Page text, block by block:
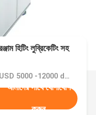
হিটিং লুব্রিকেটিং সহ
মূল্য：USD 5000 -12000 dollar
আমাদের সাথে যোগাযোগ
করুন